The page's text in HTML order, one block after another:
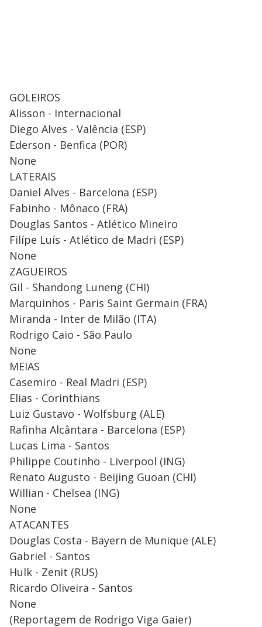
GOLEIROS
Alisson - Internacional
Diego Alves - Valência (ESP)
Ederson - Benfica (POR)
None
LATERAIS
Daniel Alves - Barcelona (ESP)
Fabinho - Mônaco (FRA)
Douglas Santos - Atlético Mineiro
Filípe Luís - Atlético de Madri (ESP)
None
ZAGUEIROS
Gil - Shandong Luneng (CHI)
Marquinhos - Paris Saint Germain (FRA)
Miranda - Inter de Milão (ITA)
Rodrigo Caio - São Paulo
None
MEIAS
Casemiro - Real Madri (ESP)
Elias - Corinthians
Luiz Gustavo - Wolfsburg (ALE)
Rafinha Alcântara - Barcelona (ESP)
Lucas Lima - Santos
Philippe Coutinho - Liverpool (ING)
Renato Augusto - Beijing Guoan (CHI)
Willian - Chelsea (ING)
None
ATACANTES
Douglas Costa - Bayern de Munique (ALE)
Gabriel - Santos
Hulk - Zenit (RUS)
Ricardo Oliveira - Santos
None
(Reportagem de Rodrigo Viga Gaier)